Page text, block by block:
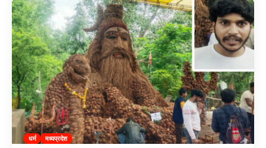
धर्म मध्यप्रदेश